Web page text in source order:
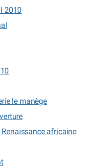
2010
le manège
africaine